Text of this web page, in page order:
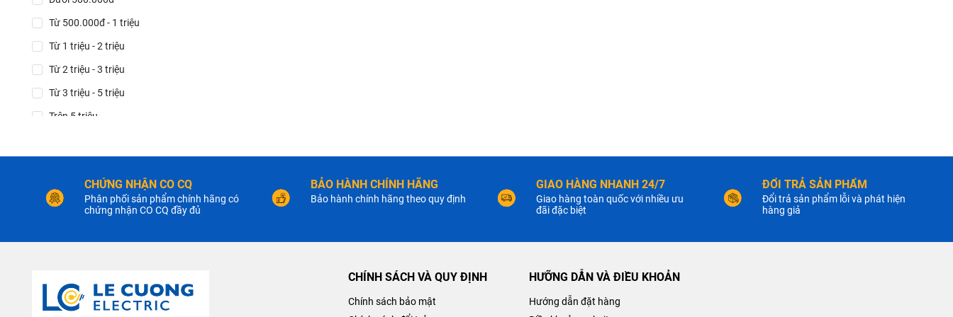
Từ 500.000đ - 1 triệu
Từ 1 triệu - 2 triệu
Từ 2 triệu - 3 triệu
Từ 3 triệu - 5 triệu
Trên 5 triệu
CHỨNG NHẬN CO CQ
Phân phối sản phẩm chính hãng có
chứng nhận CO CQ đầy đủ
BẢO HÀNH CHÍNH HÃNG
Bảo hành chính hãng theo quy định
GIAO HÀNG NHANH 24/7
Giao hàng toàn quốc với nhiều ưu
đãi đặc biệt
ĐỔI TRẢ SẢN PHẨM
Đổi trả sản phẩm lỗi và phát hiện
hàng giả
CHÍNH SÁCH VÀ QUY ĐỊNH
Chính sách bảo mật
HƯỠNG DẪN VÀ ĐIỀU KHOẢN
Hướng dẫn đặt hàng